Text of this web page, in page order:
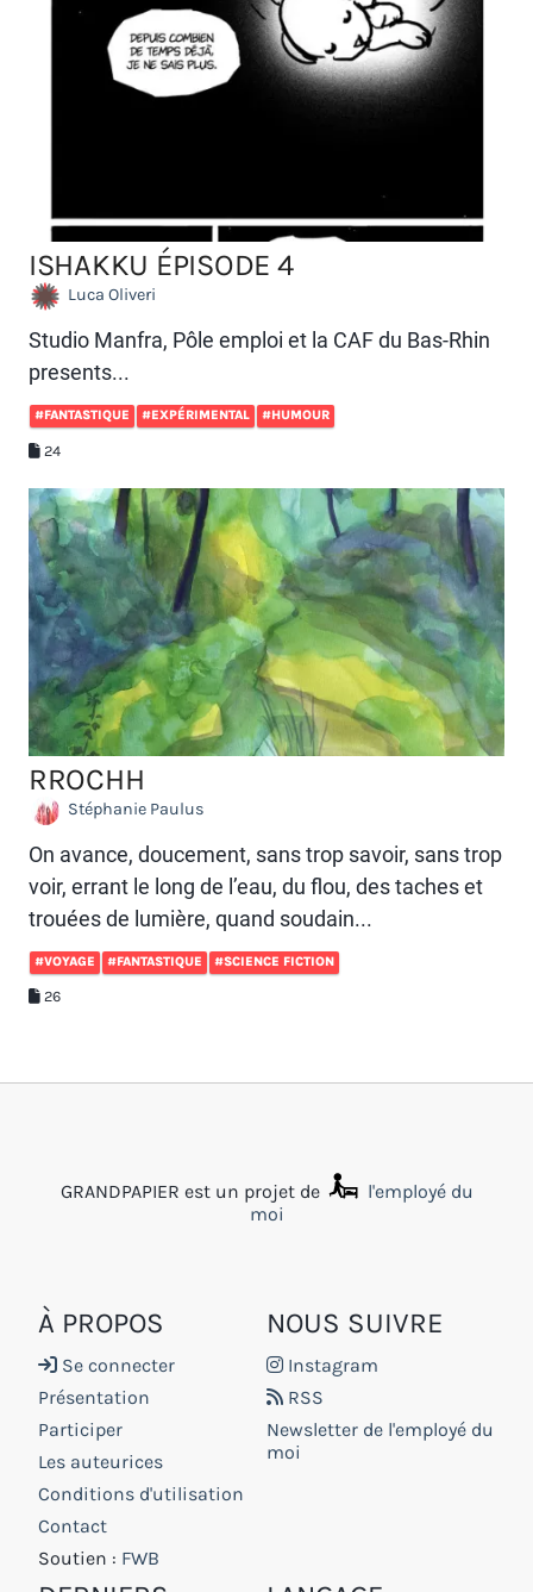
ISHAKKU ÉPISODE 4
Luca Oliveri
Studio Manfra, Pôle emploi et la CAF du Bas-Rhin
presents...
#FANTASTIQUE #EXPÉRIMENTAL #HUMOUR
24
RROCHH
Stéphanie Paulus
On avance, doucement, sans trop savoir, sans trop
voir, errant le long de l’eau, du flou, des taches et
trouées de lumière, quand soudain...
#VOYAGE #FANTASTIQUE #SCIENCE FICTION
26
GRANDPAPIER est un projet de
l'employé du
moi
À PROPOS
Se connecter
Présentation
Participer
Les auteurices
Conditions d'utilisation
Contact
Soutien : FWB
NOUS SUIVRE
Instagram
RSS
Newsletter de l'employé du
moi